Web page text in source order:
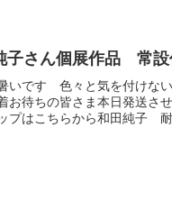
子さん個展作品 常設
いです 色々と気を付けな
待ちの皆さま本日発送さ
プはこちらから和田純子